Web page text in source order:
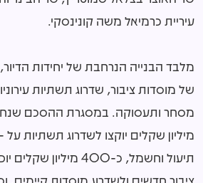
עיריית כרמיאל משה קונינסקי.
מלבד הבנייה הנרחבת של יחידות
של מוסדות ציבור, שדרוג תשתיות
מיליון שקלים יוקצו לשדרוג תשתיות
תיעול וחשמל, כ-400